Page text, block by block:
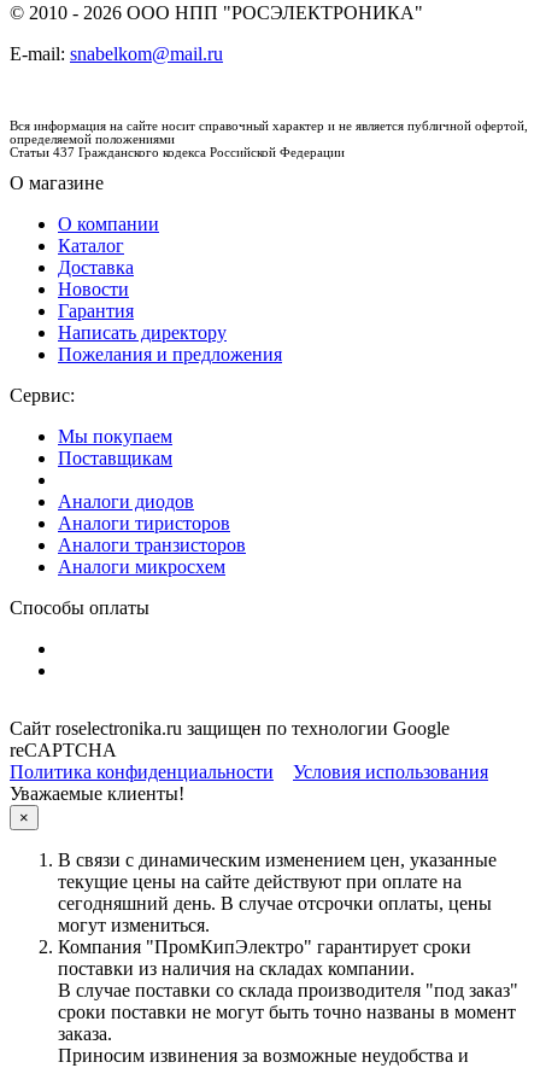
© 2010 - 2026 ООО НПП "РОСЭЛЕКТРОНИКА"
E-mail: snabelkom@mail.ru
Вся информация на сайте носит справочный характер и не является публичной офертой,
определяемой положениями
Статьи 437 Гражданского кодекса Российской Федерации
О магазине
О компании
Каталог
Доставка
Новости
Гарантия
Написать директору
Пожелания и предложения
Сервис:
Мы покупаем
Поставщикам
Аналоги диодов
Аналоги тиристоров
Аналоги транзисторов
Аналоги микросхем
Способы оплаты
Сайт roselectronika.ru защищен по технологии Google
reCAPTCHA
Политика конфиденциальности
Условия использования
Уважаемые клиенты!
×
В связи с динамическим изменением цен, указанные
текущие цены на сайте действуют при оплате на
сегодняшний день. В случае отсрочки оплаты, цены
могут измениться.
Компания "ПромКипЭлектро" гарантирует сроки
поставки из наличия на складах компании.
В случае поставки со склада производителя "под заказ"
сроки поставки не могут быть точно названы в момент
заказа.
Приносим извинения за возможные неудобства и